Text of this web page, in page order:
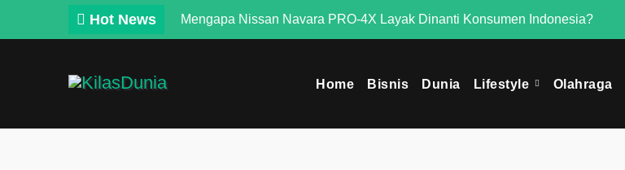
Hot News Mengapa Nissan Navara PRO-4X Layak Dinanti Konsumen Indonesia?
Home Bisnis Dunia Lifestyle Olahraga